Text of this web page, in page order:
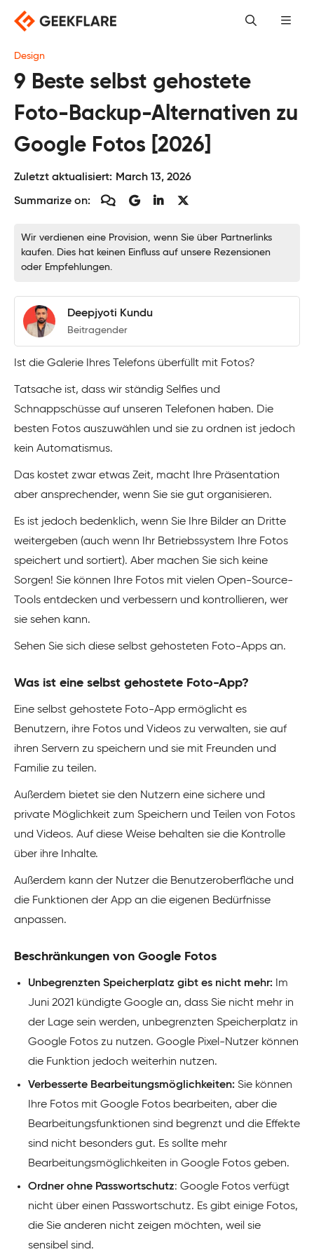
Skip
content
Design
9 Beste selbst gehostete
Foto-Backup-Alternativen zu
Google Fotos [2026]
Zuletzt aktualisiert: March 13, 2026
Summarize on:
Wir verdienen eine Provision, wenn Sie über Partnerlinks
kaufen. Dies hat keinen Einfluss auf unsere Rezensionen
oder Empfehlungen.
Deepjyoti Kundu
Beitragender
Ist die Galerie Ihres Telefons überfüllt mit Fotos?
Tatsache ist, dass wir ständig Selfies und
Schnappschüsse auf unseren Telefonen haben. Die
besten Fotos auszuwählen und sie zu ordnen ist jedoch
kein Automatismus.
Das kostet zwar etwas Zeit, macht Ihre Präsentation
aber ansprechender, wenn Sie sie gut organisieren.
Es ist jedoch bedenklich, wenn Sie Ihre Bilder an Dritte
weitergeben (auch wenn Ihr Betriebssystem Ihre Fotos
speichert und sortiert). Aber machen Sie sich keine
Sorgen! Sie können Ihre Fotos mit vielen Open-Source-
Tools entdecken und verbessern und kontrollieren, wer
sie sehen kann.
Sehen Sie sich diese selbst gehosteten Foto-Apps an.
Was ist eine selbst gehostete Foto-App?
Eine selbst gehostete Foto-App ermöglicht es
Benutzern, ihre Fotos und Videos zu verwalten, sie auf
ihren Servern zu speichern und sie mit Freunden und
Familie zu teilen.
Außerdem bietet sie den Nutzern eine sichere und
private Möglichkeit zum Speichern und Teilen von Fotos
und Videos. Auf diese Weise behalten sie die Kontrolle
über ihre Inhalte.
Außerdem kann der Nutzer die Benutzeroberfläche und
die Funktionen der App an die eigenen Bedürfnisse
anpassen.
Beschränkungen von Google Fotos
Unbegrenzten Speicherplatz gibt es nicht mehr: Im
Juni 2021 kündigte Google an, dass Sie nicht mehr in
der Lage sein werden, unbegrenzten Speicherplatz in
Google Fotos zu nutzen. Google Pixel-Nutzer können
die Funktion jedoch weiterhin nutzen.
Verbesserte Bearbeitungsmöglichkeiten: Sie können
Ihre Fotos mit Google Fotos bearbeiten, aber die
Bearbeitungsfunktionen sind begrenzt und die Effekte
sind nicht besonders gut. Es sollte mehr
Bearbeitungsmöglichkeiten in Google Fotos geben.
Ordner ohne Passwortschutz: Google Fotos verfügt
nicht über einen Passwortschutz. Es gibt einige Fotos,
die Sie anderen nicht zeigen möchten, weil sie
sensibel sind.